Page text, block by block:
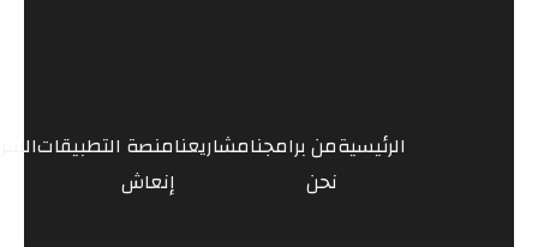
الرئيسيةمن
نحن
برامجنامشاريعنامنصة
إنعاش
التطبيقات